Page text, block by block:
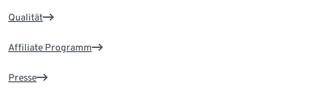
Qualität
Affiliate Programm
Presse